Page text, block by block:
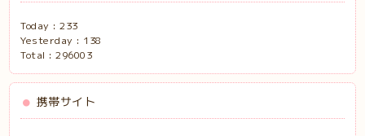
Today :233
Yesterday : 138
Total :296003
携帯サイト